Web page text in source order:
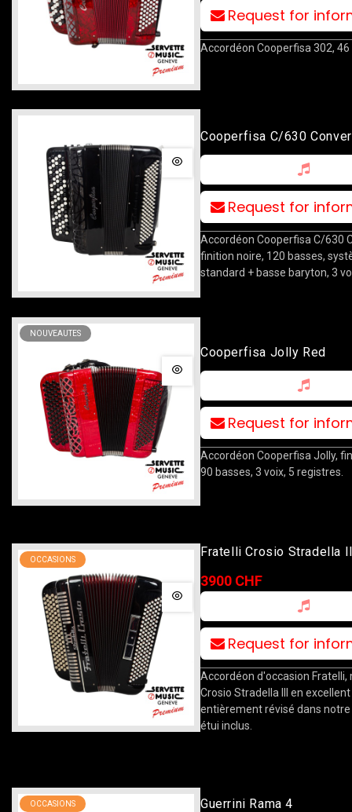
Request for
Accordéon Cooperfisa 302,
Cooperfisa C/630
Request for
Accordéon Cooperfisa C/630
finition noire, 120 basses,
standard + basse baryton, 3
NOUVEAUTES
Cooperfisa Jolly Red
Request for
Accordéon Cooperfisa Jolly,
90 basses, 3 voix, 5 registres.
OCCASIONS
Fratelli Crosio Stradella
3900 CHF
Request for
Accordéon d'occasion Fratelli,
Crosio Stradella III en
entièrement révisé dans notre
étui inclus.
OCCASIONS Guerrini Rama 4